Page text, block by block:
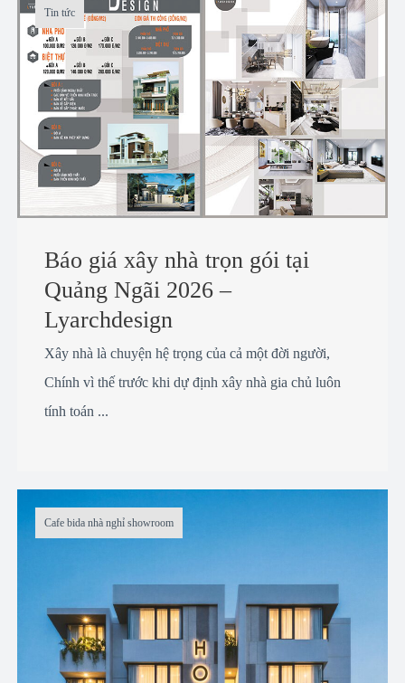
Tin tức
Báo giá xây nhà trọn gói tại
Quảng Ngãi 2026 –
Lyarchdesign
Xây nhà là chuyện hệ trọng của cả một đời người,
Chính vì thế trước khi dự định xây nhà gia chủ luôn
tính toán ...
Cafe bida nhà nghỉ showroom